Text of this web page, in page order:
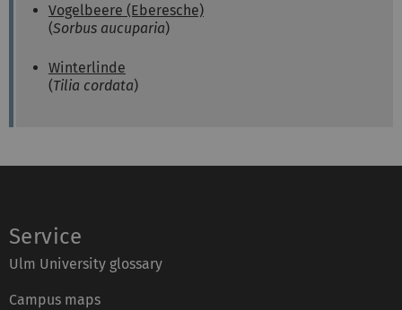
Vogelbeere (Eberesche)
(Sorbus aucuparia)
Winterlinde
(Tilia cordata)
Service
Ulm University glossary
Campus maps